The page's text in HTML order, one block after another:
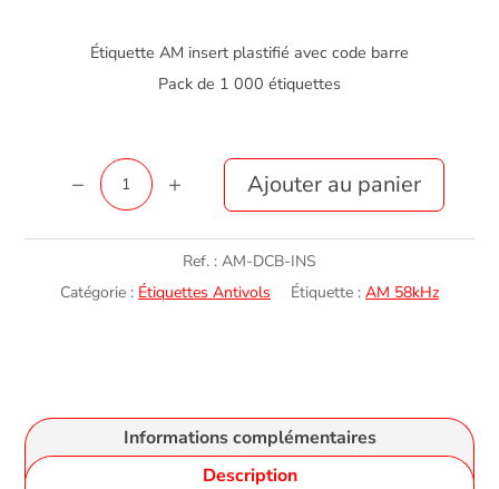
Étiquette AM insert plastifié avec code barre
Pack de 1 000 étiquettes
quantité
de
Étiquette
Insert
Ajouter au panier
Ref. : AM-DCB-INS
Catégorie : Étiquettes Antivols Étiquette : AM 58kHz
Description
Informations complémentaires